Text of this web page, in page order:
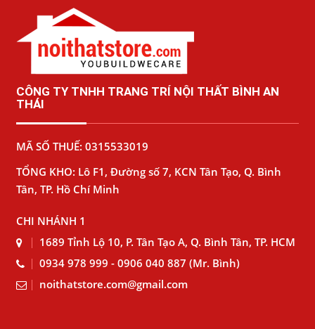
CÔNG TY TNHH TRANG TRÍ NỘI THẤT BÌNH AN
THÁI
MÃ SỐ THUẾ: 0315533019
TỔNG KHO: Lô F1, Đường số 7, KCN Tân Tạo, Q. Bình
Tân, TP. Hồ Chí Minh
CHI NHÁNH 1
1689 Tỉnh Lộ 10, P. Tân Tạo A, Q. Bình Tân, TP. HCM
0934 978 999 - 0906 040 887 (Mr. Bình)
noithatstore.com@gmail.com